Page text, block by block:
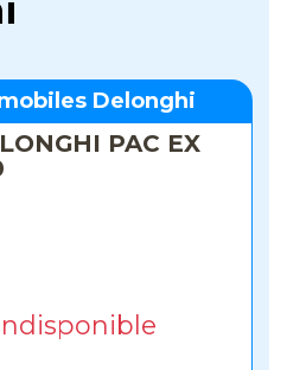
Delonghi
PAC EX